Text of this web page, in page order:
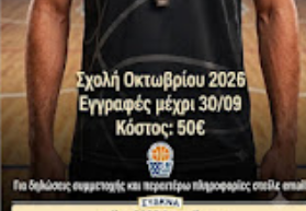
στην Ένωση
-20 77-69 την φοβερή Προοδευτική